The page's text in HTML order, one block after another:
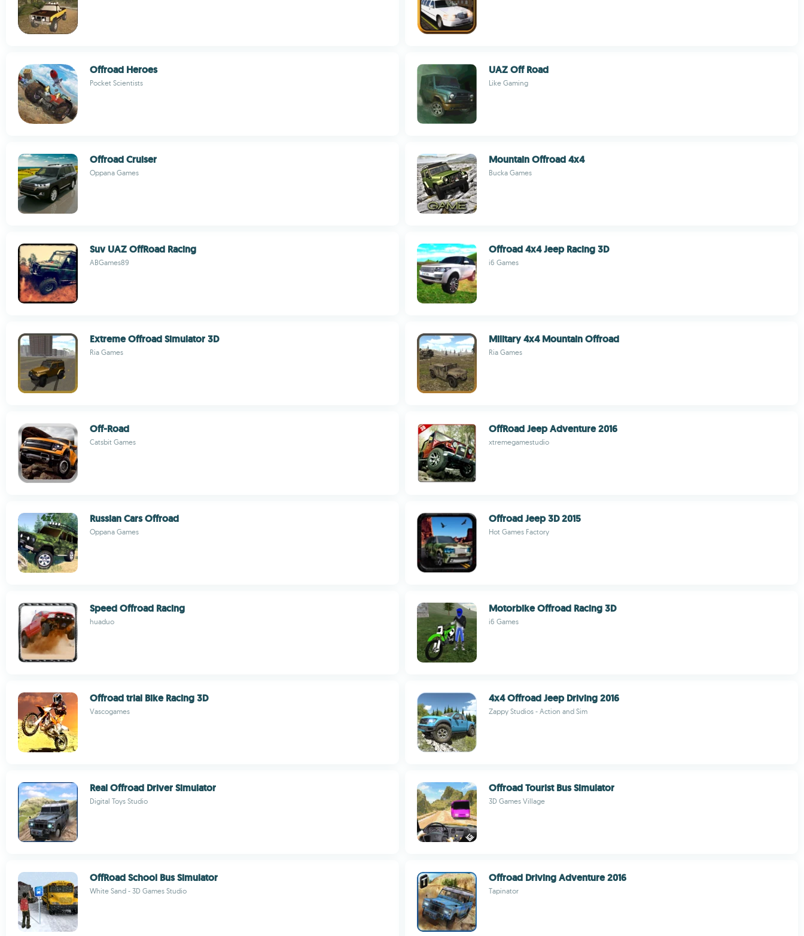
Offroad Heroes
Pocket Scientists
UAZ Off Road
Like Gaming
Offroad Cruiser
Oppana Games
Mountain Offroad 4x4
Bucka Games
Suv UAZ OffRoad Racing
ABGames89
Offroad 4x4 Jeep Racing 3D
i6 Games
Extreme Offroad Simulator 3D
Ria Games
Military 4x4 Mountain Offroad
Ria Games
Off-Road
Catsbit Games
OffRoad Jeep Adventure 2016
xtremegamestudio
Russian Cars Offroad
Oppana Games
Offroad Jeep 3D 2015
Hot Games Factory
Speed Offroad Racing
huaduo
Motorbike Offroad Racing 3D
i6 Games
Offroad trial Bike Racing 3D
Vascogames
4x4 Offroad Jeep Driving 2016
Zappy Studios - Action and Sim
Real Offroad Driver Simulator
Digital Toys Studio
Offroad Tourist Bus Simulator
3D Games Village
OffRoad School Bus Simulator
White Sand - 3D Games Studio
Offroad Driving Adventure 2016
Tapinator